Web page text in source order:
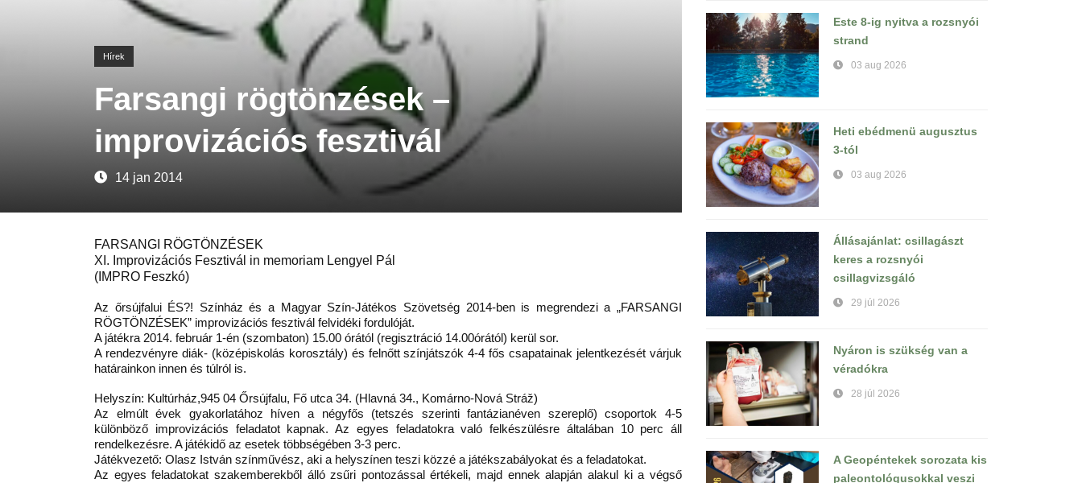
Hírek
Farsangi rögtönzések –
improvizációs fesztivál
14 jan 2014
FARSANGI RÖGTÖNZÉSEK
XI. Improvizációs Fesztivál in memoriam Lengyel Pál
(IMPRO Feszkó)
Az őrsújfalui ÉS?! Színház és a Magyar Szín-Játékos Szövetség 2014-ben is megrendezi a „FARSANGI
RÖGTÖNZÉSEK” improvizációs fesztivál felvidéki fordulóját.
A játékra 2014. február 1-én (szombaton) 15.00 órától (regisztráció 14.00órától) kerül sor.
A rendezvényre diák- (középiskolás korosztály) és felnőtt színjátszók 4-4 fős csapatainak jelentkezését várjuk
határainkon innen és túlról is.
Helyszín: Kultúrház,945 04 Őrsújfalu, Fő utca 34. (Hlavná 34., Komárno-Nová Stráž)
Az elmúlt évek gyakorlatához híven a négyfős (tetszés szerinti fantázianéven szereplő) csoportok 4-5
különböző improvizációs feladatot kapnak. Az egyes feladatokra való felkészülésre általában 10 perc áll
rendelkezésre. A játékidő az esetek többségében 3-3 perc.
Játékvezető: Olasz István színművész, aki a helyszínen teszi közzé a játékszabályokat és a feladatokat.
Az egyes feladatokat szakemberekből álló zsűri pontozással értékeli, majd ennek alapján alakul ki a végső
Este 8-ig nyitva a rozsnyói
strand
03 aug 2026
Heti ebédmenü augusztus
3-tól
03 aug 2026
Állásajánlat: csillagászt
keres a rozsnyói
csillagvizsgáló
29 júl 2026
Nyáron is szükség van a
véradókra
28 júl 2026
A Geopéntekek sorozata kis
paleontológusokkal veszi